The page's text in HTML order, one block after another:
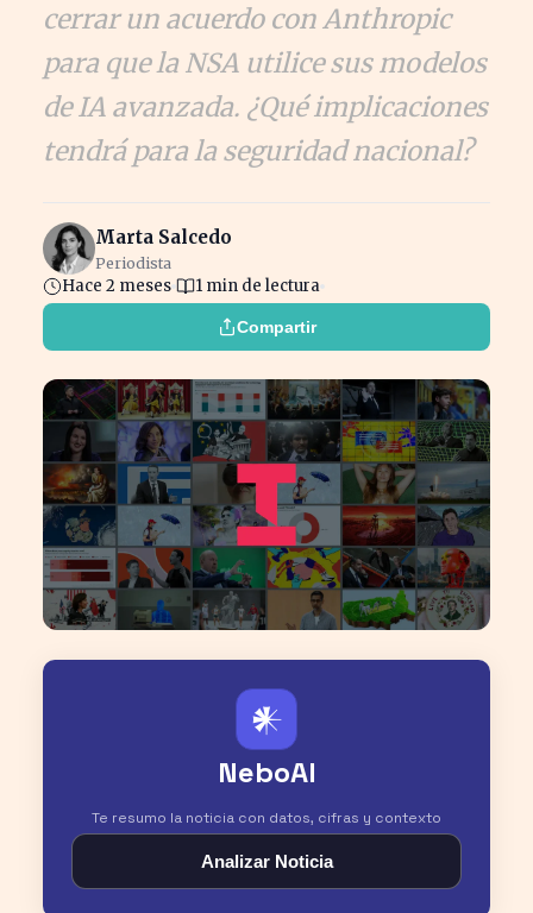
cerrar un acuerdo con Anthropic
para que la NSA utilice sus modelos
de IA avanzada. ¿Qué implicaciones
tendrá para la seguridad nacional?
Marta Salcedo
Periodista
Hace 2 meses 1 min de lectura
Compartir
𒀭
NeboAI
Te resumo la noticia con datos, cifras y contexto
Analizar Noticia